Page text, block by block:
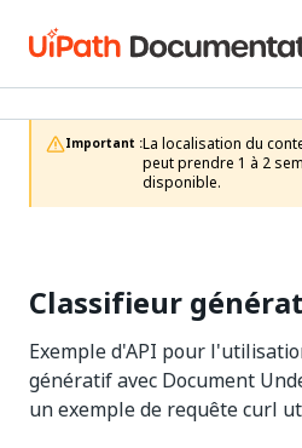
Important :La localisation du
peut prendre 1 à 2
disponible.
Classifieur
Exemple d'API pour
génératif avec Document
un exemple de requête curl